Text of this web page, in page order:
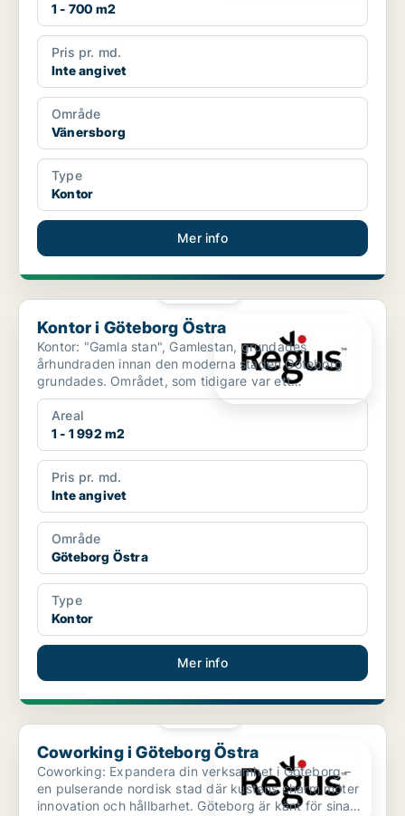
1 - 700 m2
Pris pr. md.
Inte angivet
Område
Vänersborg
Type
Kontor
Mer info
Kontor i Göteborg Östra
Kontor i Göteborg Östra
Kontor: "Gamla stan", Gamlestan, grundades
århundraden innan den moderna staden Göteborg
grundades. Området, som tidigare var ett
industricentrum, håller sna...
Areal
1 - 1 992 m2
Pris pr. md.
Inte angivet
Område
Göteborg Östra
Type
Kontor
Mer info
Coworking i Göteborg Östra
Coworking i Göteborg Östra
Coworking: Expandera din verksamhet i Göteborg –
en pulserande nordisk stad där kustens charm möter
innovation och hållbarhet. Göteborg är känt för sina